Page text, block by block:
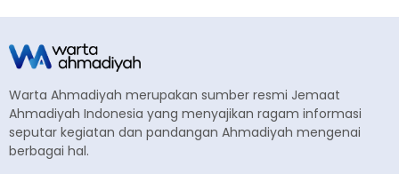
Warta Ahmadiyah merupakan sumber resmi Jemaat
Ahmadiyah Indonesia yang menyajikan ragam informasi
seputar kegiatan dan pandangan Ahmadiyah mengenai
berbagai hal.